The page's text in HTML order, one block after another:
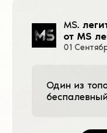
MS.
от MS
01
Один из